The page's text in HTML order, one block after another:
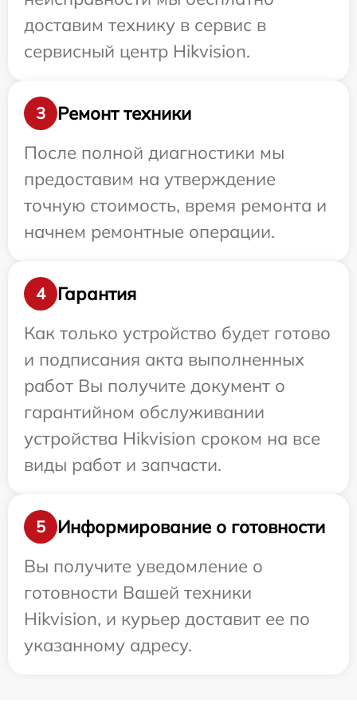
доставим технику в сервис в
сервисный центр Hikvision.
3
Ремонт техники
После полной диагностики мы
предоставим на утверждение
точную стоимость, время ремонта и
начнем ремонтные операции.
4
Гарантия
Как только устройство будет готово
и подписания акта выполненных
работ Вы получите документ о
гарантийном обслуживании
устройства Hikvision сроком на все
виды работ и запчасти.
5
Информирование о готовности
Вы получите уведомление о
готовности Вашей техники
Hikvision, и курьер доставит ее по
указанному адресу.